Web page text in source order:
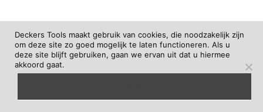
Deckers Tools maakt gebruik van cookies, die noodzakelijk zijn
om deze site zo goed mogelijk te laten functioneren. Als u
deze site blijft gebruiken, gaan we ervan uit dat u hiermee
akkoord gaat.